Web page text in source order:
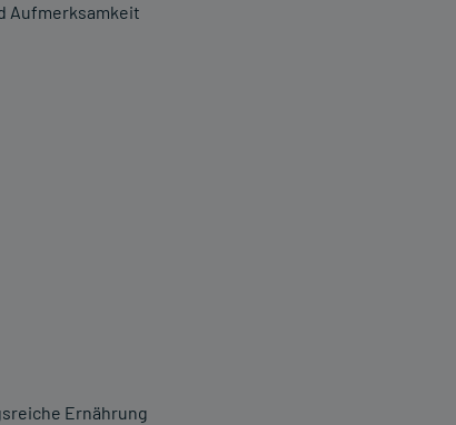
Aufmerksamkeit
Ernährung